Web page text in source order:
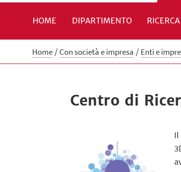
HOME DIPARTIMENTO RICERCA
Home Con società e impresa Enti e
Centro di
Il